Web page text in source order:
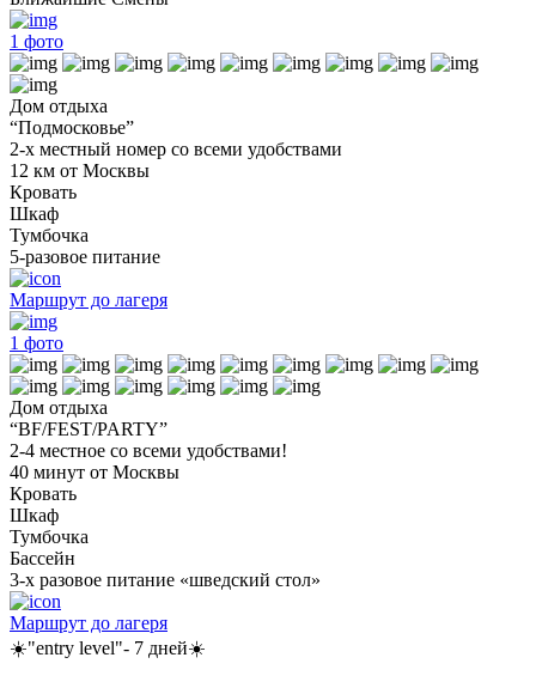
1 фото
Дом отдыха
“Подмосковье”
2-х местный номер со всеми удобствами
12 км от Москвы
Кровать
Шкаф
Тумбочка
5-разовое питание
Маршрут до лагеря
1 фото
Дом отдыха
“BF/FEST/PARTY”
2-4 местное со всеми удобствами!
40 минут от Москвы
Кровать
Шкаф
Тумбочка
Бассейн
3-х разовое питание «шведский стол»
Маршрут до лагеря
☀️"entry level"- 7 дней☀️